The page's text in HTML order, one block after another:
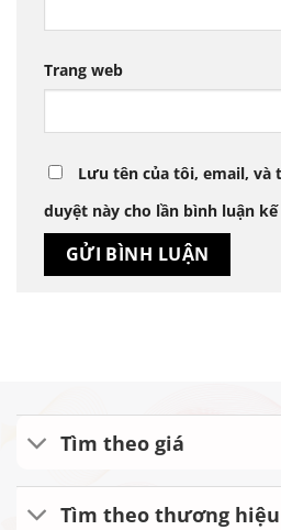
Trang web
Lưu tên của tôi, email,
duyệt này cho lần bình luận
Tìm theo giá
Tìm theo thương hiệu